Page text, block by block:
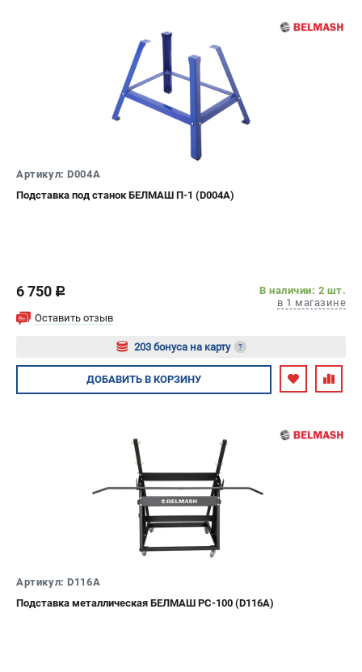
Артикул: D004A
Подставка под станок БЕЛМАШ П-1 (D004A)
6 750 c
В наличии: 2 шт.
в 1 магазине
Оставить отзыв
203 бонуса на карту ?
Авторизуйтесь
ДОБАВИТЬ В КОРЗИНУ
Артикул: D116A
Подставка металлическая БЕЛМАШ PC-100 (D116A)